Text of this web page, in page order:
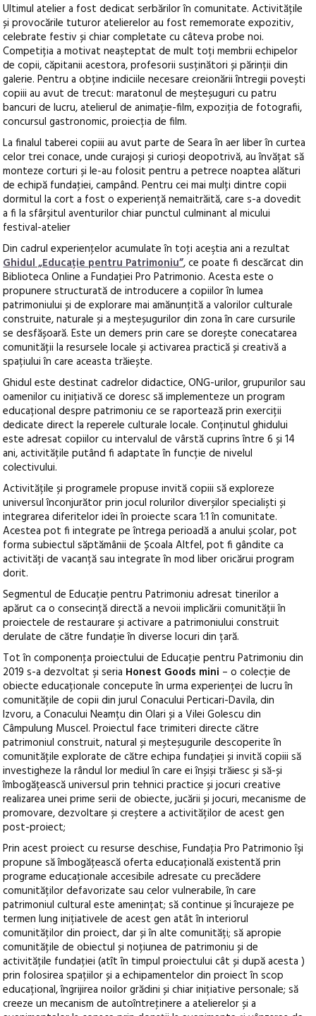
Ultimul atelier a fost dedicat serbărilor în comunitate. Activitățile
și provocările tuturor atelierelor au fost rememorate expozitiv,
celebrate festiv și chiar completate cu câteva probe noi.
Competiția a motivat neașteptat de mult toți membrii echipelor
de copii, căpitanii acestora, profesorii susținători și părinții din
galerie. Pentru a obține indiciile necesare creionării întregii povești
copiii au avut de trecut: maratonul de meșteșuguri cu patru
bancuri de lucru, atelierul de animație-film, expoziția de fotografii,
concursul gastronomic, proiecția de film.
La finalul taberei copiii au avut parte de Seara în aer liber în curtea
celor trei conace, unde curajoși și curioși deopotrivă, au învățat să
monteze corturi și le-au folosit pentru a petrece noaptea alături
de echipă fundaţiei, campând. Pentru cei mai mulți dintre copii
dormitul la cort a fost o experiență nemaitrăită, care s-a dovedit
a fi la sfârșitul aventurilor chiar punctul culminant al micului
festival-atelier
Din cadrul experienţelor acumulate în toţi aceştia ani a rezultat
Ghidul „Educație pentru Patrimoniu”, ce poate fi descărcat din
Biblioteca Online a Fundaţiei Pro Patrimonio. Acesta este o
propunere structurată de introducere a copiilor în lumea
patrimoniului și de explorare mai amănunțită a valorilor culturale
construite, naturale și a meșteșugurilor din zona în care cursurile
se desfășoară. Este un demers prin care se dorește conecatarea
comunității la resursele locale și activarea practică și creativă a
spațiului în care aceasta trăiește.
Ghidul este destinat cadrelor didactice, ONG-urilor, grupurilor sau
oamenilor cu inițiativă ce doresc să implementeze un program
educațional despre patrimoniu ce se raportează prin exerciții
dedicate direct la reperele culturale locale. Conținutul ghidului
este adresat copiilor cu intervalul de vârstă cuprins între 6 și 14
ani, activitățile putând fi adaptate în funcție de nivelul
colectivului.
Activitățile și programele propuse invită copiii să exploreze
universul înconjurător prin jocul rolurilor diverșilor specialiști și
integrarea diferitelor idei în proiecte scara 1:1 în comunitate.
Acestea pot fi integrate pe întrega perioadă a anului școlar, pot
forma subiectul săptămânii de Școala Altfel, pot fi gândite ca
activități de vacanță sau integrate în mod liber oricărui program
dorit.
Segmentul de Educație pentru Patrimoniu adresat tinerilor a
apărut ca o consecință directă a nevoii implicării comunității în
proiectele de restaurare și activare a patrimoniului construit
derulate de către fundație în diverse locuri din țară.
Tot în componenţa proiectului de Educaţie pentru Patrimoniu din
2019 s-a dezvoltat şi seria Honest Goods mini – o colecție de
obiecte educaționale concepute în urma experienței de lucru în
comunitățile de copii din jurul Conacului Perticari-Davila, din
Izvoru, a Conacului Neamțu din Olari și a Vilei Golescu din
Câmpulung Muscel. Proiectul face trimiteri directe către
patrimoniul construit, natural și meșteșugurile descoperite în
comunitățile explorate de către echipa fundației și invită copiii să
investigheze la rândul lor mediul în care ei înșiși trăiesc și să-și
îmbogățească universul prin tehnici practice și jocuri creative
realizarea unei prime serii de obiecte, jucării și jocuri, mecanisme de
promovare, dezvoltare și creștere a activităților de acest gen
post-proiect;
Prin acest proiect cu resurse deschise, Fundaţia Pro Patrimonio îşi
propune să îmbogățească oferta educațională existentă prin
programe educaționale accesibile adresate cu precădere
comunităților defavorizate sau celor vulnerabile, în care
patrimoniul cultural este amenințat; să continue și încurajeze pe
termen lung inițiativele de acest gen atât în interiorul
comunităților din proiect, dar și în alte comunități; să apropie
comunitățile de obiectul și noțiunea de patrimoniu și de
activitățile fundației (atît în timpul proiectului cât și după acesta )
prin folosirea spațiilor și a echipamentelor din proiect în scop
educațional, îngrijirea noilor grădini și chiar inițiative personale; să
creeze un mecanism de autoîntreţinere a atelierelor și a